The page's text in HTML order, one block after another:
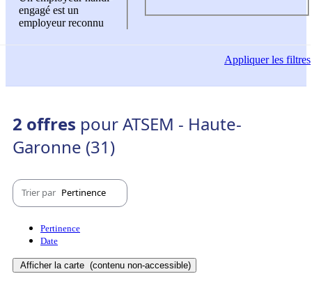
engagé est un
employeur reconnu
Appliquerles filtres
2 offres pour ATSEM - Haute-
Garonne (31)
Trier par Pertinence
Pertinence
Date
Afficher la carte (contenu non-accessible)